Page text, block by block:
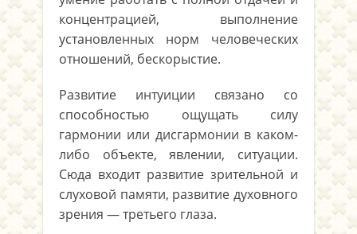
концентрацией, выполнение
установленных норм человеческих
отношений, бескорыстие.
Развитие интуиции связано со
способностью ощущать силу
гармонии или дисгармонии в каком-
либо объекте, явлении, ситуации.
Сюда входит развитие зрительной и
слуховой памяти, развитие духовного
зрения — третьего глаза.